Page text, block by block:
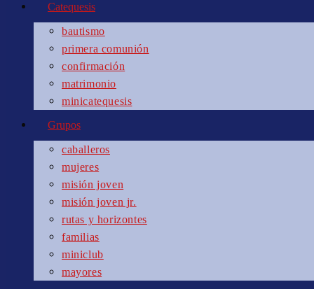
Catequesis
bautismo
primera comunión
confirmación
matrimonio
minicatequesis
Grupos
caballeros
mujeres
misión joven
misión joven jr.
rutas y horizontes
familias
miniclub
mayores